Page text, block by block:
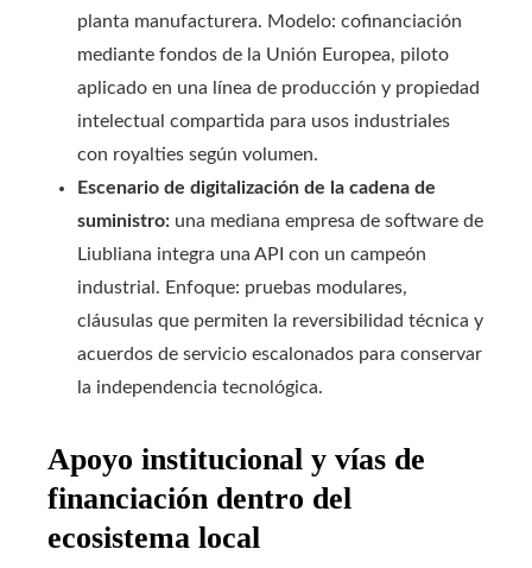
planta manufacturera. Modelo: cofinanciación
mediante fondos de la Unión Europea, piloto
aplicado en una línea de producción y propiedad
intelectual compartida para usos industriales
con royalties según volumen.
Escenario de digitalización de la cadena de
suministro: una mediana empresa de software de
Liubliana integra una API con un campeón
industrial. Enfoque: pruebas modulares,
cláusulas que permiten la reversibilidad técnica y
acuerdos de servicio escalonados para conservar
la independencia tecnológica.
Apoyo institucional y vías de
financiación dentro del
ecosistema local